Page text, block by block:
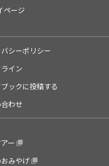
ページ
シーポリシー
イン
ックに投稿する
わせ
ー
みやげ